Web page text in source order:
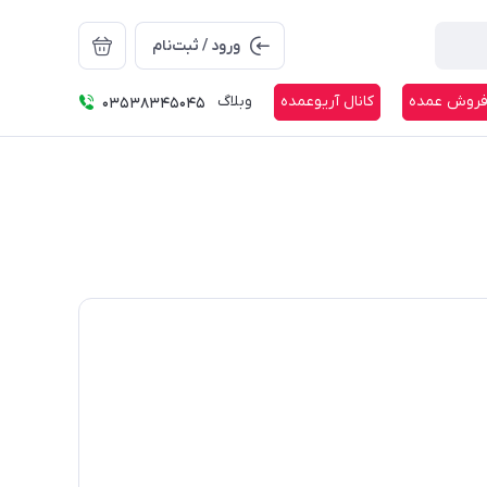
ورود / ثبت‌نام
فروش عمده کانال آریوعمده وبلاگ 03538345045